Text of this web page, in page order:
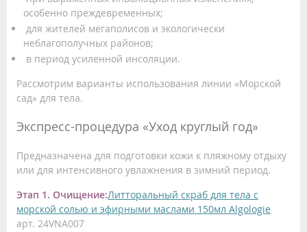
особенно преждевременных;
для жителей мегаполисов и экологически
неблагополучных районов;
в период усиленной инсоляции.
Рассмотрим варианты использования линии «Морской
сад» для тела.
Экспресс-процедура «Уход круглый год»
Предназначена для подготовки кожи к пляжному отдыху
или для интенсивного увлажнения в зимний период.
Этап 1. Очищение:Литторальный скраб для тела с
морской солью и эфирными маслами 150мл Algologie
арт. 24VNA007